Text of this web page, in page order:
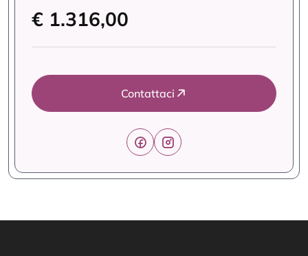
€ 1.316,00
Contattaci